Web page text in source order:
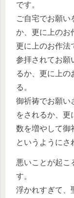
です。
ご自宅でお願い
か、更に上のお
更に上のお作法
参拝されてお願
るか、更に上の
る。
御祈祷でお願い
をされるか、更
数を増やして御
というようにさ
悪いことが起こ
す。
浮かれすぎて、